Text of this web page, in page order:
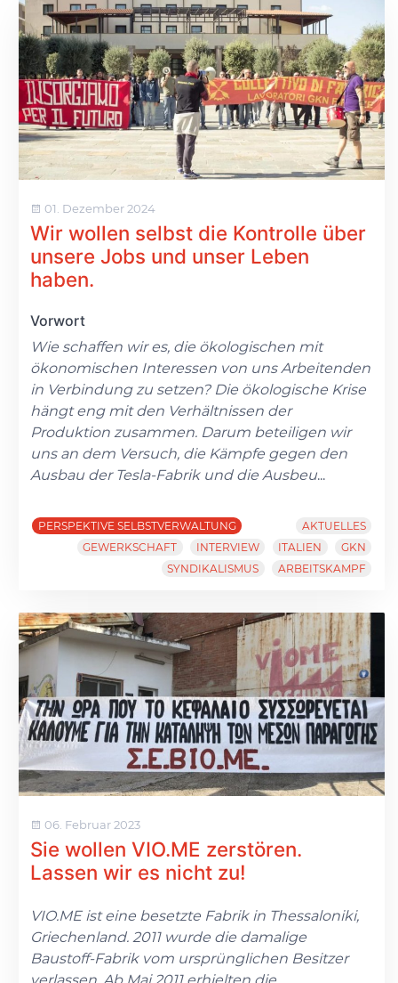
01. Dezember 2024
Wir wollen selbst die Kontrolle über
unsere Jobs und unser Leben
haben.
Vorwort
Wie schaffen wir es, die ökologischen mit
ökonomischen Interessen von uns Arbeitenden
in Verbindung zu setzen? Die ökologische Krise
hängt eng mit den Verhältnissen der
Produktion zusammen. Darum beteiligen wir
uns an dem Versuch, die Kämpfe gegen den
Ausbau der Tesla-Fabrik und die Ausbeu...
PERSPEKTIVE SELBSTVERWALTUNG
AKTUELLES
GEWERKSCHAFT
INTERVIEW ITALIEN
GKN
SYNDIKALISMUS
ARBEITSKAMPF
06. Februar 2023
Sie wollen VIO.ME zerstören.
Lassen wir es nicht zu!
VIO.ME ist eine besetzte Fabrik in Thessaloniki,
Griechenland. 2011 wurde die damalige
Baustoff-Fabrik vom ursprünglichen Besitzer